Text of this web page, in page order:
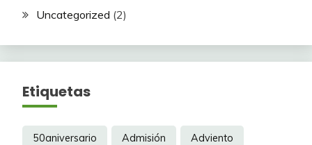
Uncategorized (2)
Etiquetas
50aniversario Admisión Adviento